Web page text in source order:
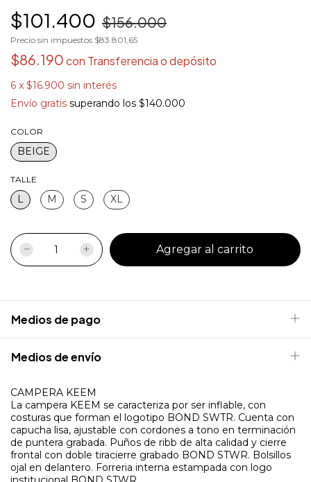
$101.400 $156.000
Precio sin impuestos $83.801,65
$86.190con Transferencia o depósito
6 x $16.900 sin interés
Envío gratis superando los $140.000
COLOR
BEIGE
TALLE
L M S XL
Medios de pago
Medios de envío
CAMPERA KEEM
La campera KEEM se caracteriza por ser inflable, con
costuras que forman el logotipo BOND SWTR. Cuenta con
capucha lisa, ajustable con cordones a tono en terminación
de puntera grabada. Puños de ribb de alta calidad y cierre
frontal con doble tiracierre grabado BOND STWR. Bolsillos
ojal en delantero. Forreria interna estampada con logo